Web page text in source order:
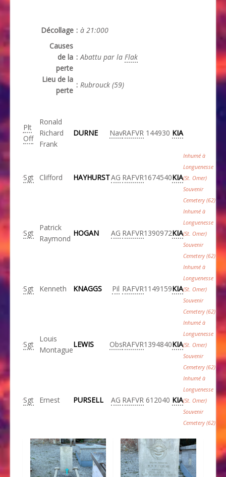
Décollage : à 21:000
Causes
de la
perte
: Abattu par la Flak
Lieu de la
perte
: Rubrouck (59)
Plt
Off
Ronald
Richard
Frank
DURNE NavRAFVR 144930 KIA
Sgt Clifford HAYHURSTAG RAFVR1674540KIA
Inhumé à
Longuenesse
(St. Omer)
Souvenir
Cemetery (62)
Sgt
Patrick
Raymond
HOGAN AG RAFVR1390972KIA
Inhumé à
Longuenesse
(St. Omer)
Souvenir
Cemetery (62)
Sgt Kenneth KNAGGS Pil RAFVR1149159KIA
Inhumé à
Longuenesse
(St. Omer)
Souvenir
Cemetery (62)
Sgt
Louis
Montague
LEWIS ObsRAFVR1394840KIA
Inhumé à
Longuenesse
(St. Omer)
Souvenir
Cemetery (62)
Sgt Ernest PURSELL AG RAFVR 612040 KIA
Inhumé à
Longuenesse
(St. Omer)
Souvenir
Cemetery (62)